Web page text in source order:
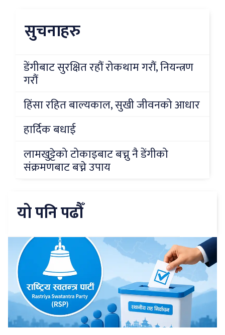
सुचनाहरु
डेंगीबाट सुरक्षित रहौं रोकथाम गरौं, नियन्त्रण
गरौं
हिंसा रहित बाल्यकाल, सुखी जीवनको आधार
हार्दिक बधाई
लामखुट्टेको टोकाइबाट बच्नु नै डेंगीको
संक्रमणबाट बच्ने उपाय
यो पनि पढौँ